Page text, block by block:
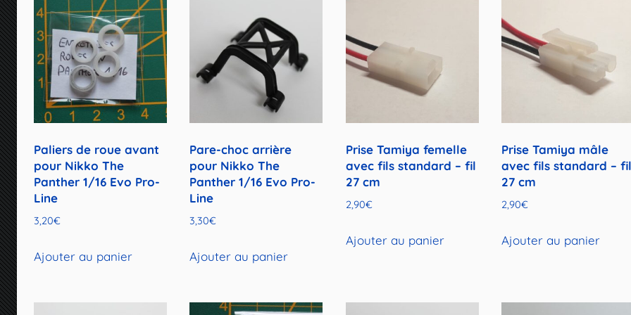
Paliers de roue avant
pour Nikko The
Panther 1/16 Evo Pro-
Line
3,20€
Ajouter au panier
Pare-choc arrière
pour Nikko The
Panther 1/16 Evo Pro-
Line
3,30€
Ajouter au panier
Prise Tamiya femelle
avec fils standard – fil
27 cm
2,90€
Ajouter au panier
Prise Tamiya mâle
avec fils standard –
27 cm
2,90€
Ajouter au panier